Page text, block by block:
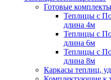
Готовые
Теплицы с
длина 4м
Теплицы с
длина 6м
Теплицы с
длина 8м
Каркасы теплиц,